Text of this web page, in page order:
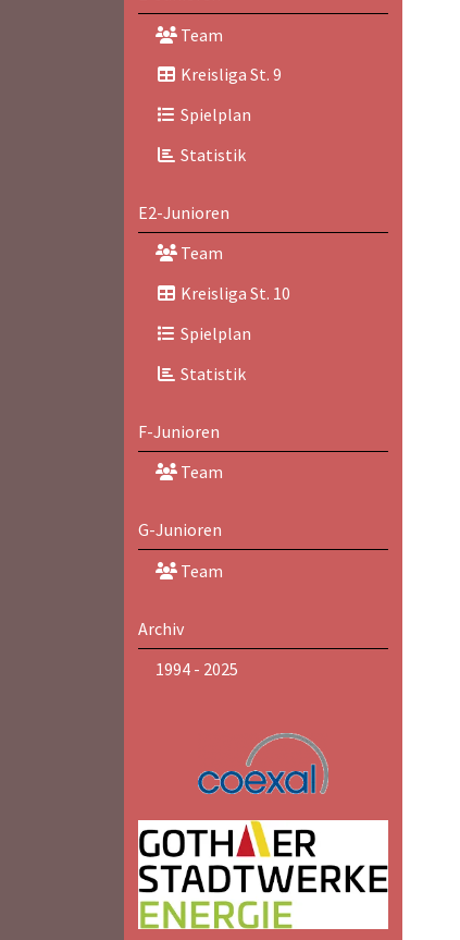
Team
Kreisliga St. 9
Spielplan
Statistik
E2-Junioren
Team
Kreisliga St. 10
Spielplan
Statistik
F-Junioren
Team
G-Junioren
Team
Archiv
1994 - 2025